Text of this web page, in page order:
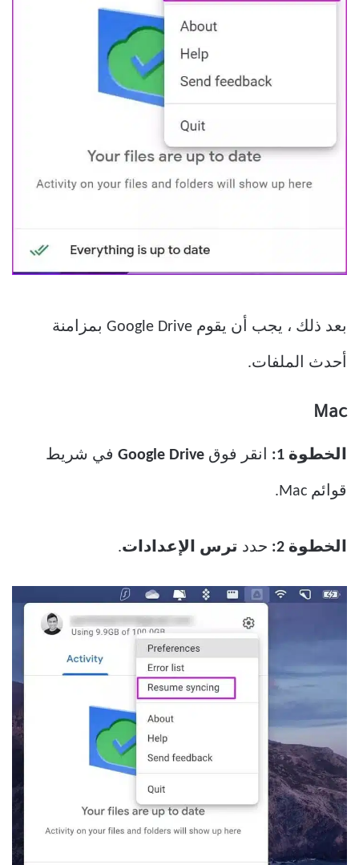
بعد ذلك ، يجب أن يقوم Google Drive بمزامنة
أحدث الملفات.
Mac
الخطوة 1: انقر فوق Google Drive في شريط
قوائم Mac.
الخطوة 2: حدد ترس الإعدادات.